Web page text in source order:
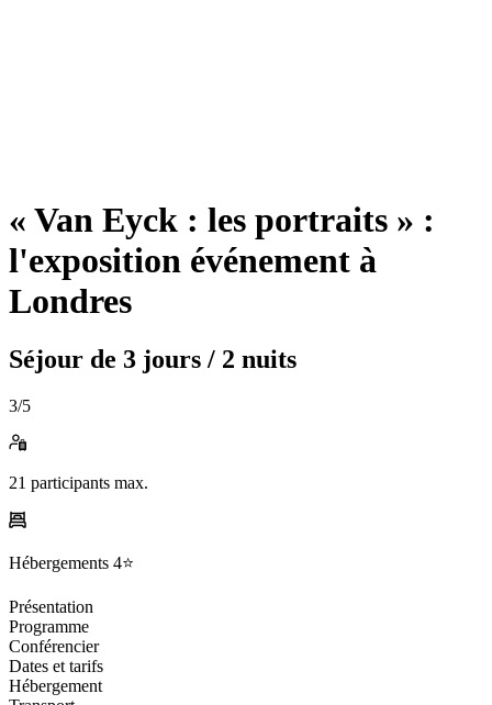
« Van Eyck : les portraits » :
l'exposition événement à
Londres
Séjour de 3 jours / 2 nuits
3/5
21 participants max.
Hébergements 4⭐️
Présentation
Programme
Conférencier
Dates et tarifs
Hébergement